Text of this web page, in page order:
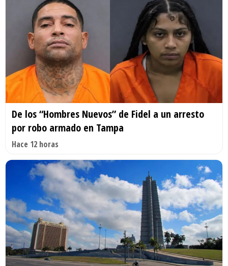
De los “Hombres Nuevos” de Fidel a un arresto
por robo armado en Tampa
Hace 12 horas